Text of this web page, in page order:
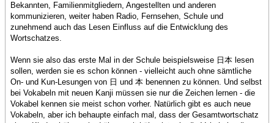
Bekannten, Familienmitgliedern, Angestellten und anderen
kommunizieren, weiter haben Radio, Fernsehen, Schule und
zunehmend auch das Lesen Einfluss auf die Entwicklung des
Wortschatzes.
Wenn sie also das erste Mal in der Schule beispielsweise 日本 lesen
sollen, werden sie es schon können - vielleicht auch ohne sämtliche
On- und Kun-Lesungen von 日 und 本 benennen zu können. Und selbst
bei Vokabeln mit neuen Kanji müssen sie nur die Zeichen lernen - die
Vokabel kennen sie meist schon vorher. Natürlich gibt es auch neue
Vokabeln, aber ich behaupte einfach mal, dass der Gesamtwortschatz